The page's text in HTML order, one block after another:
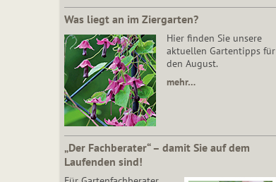
Was liegt an im Ziergarten?
Hier finden Sie unsere
aktuellen Gartentipps für
den August.
mehr…
„Der Fachberater“ – damit Sie auf dem
Laufenden sind!